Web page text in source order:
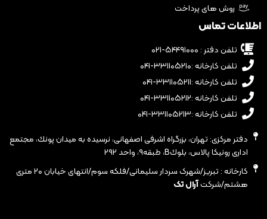
روش های پرداخت
اطلاعات تماس
تلفن دفتر : ۵۴۴۹۱۰۰۰-۰۲۱
تلفن کارخانه :۳۳۱۱۰۵۲۱۰-۰۴۱
تلفن کارخانه :۳۳۱۱۰۵۲۱۱-۰۴۱
تلفن کارخانه :۳۳۱۱۰۵۲۱۲-۰۴۱
تلفن کارخانه :۳۳۱۱۰۵۲۱۳-۰۴۱
دفتر مرکزی: تهران، بزرگراه اشرفى اصفهانى، نرسيده به ميدان پونك، مجتمع
ادارى رونيكا پالاس، بلوكB، طبقه٩، واحد ٢٩٢
کارخانه : تبریز/شهرک سردار سلیمانی/فلکه سوم/انتهای خیابان ۲۰ متری
هشتم/شرکتآرال تک